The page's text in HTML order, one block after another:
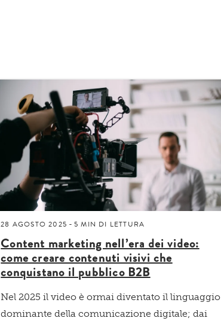
28 AGOSTO 2025 -5 MIN DI LETTURA
Content marketing nell’era dei video:
come creare contenuti visivi che
conquistano il pubblico B2B
Nel 2025 il video è ormai diventato il linguaggio
dominante della comunicazione digitale; dai